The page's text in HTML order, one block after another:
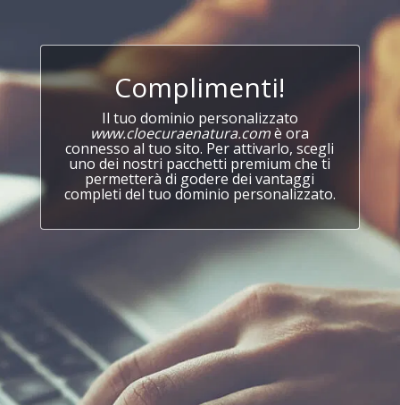
Complimenti!
Il tuo dominio personalizzato
www.cloecuraenatura.comè ora
connesso al tuo sito. Per attivarlo, scegli
uno dei nostri pacchetti premium che ti
permetterà di godere dei vantaggi
completi del tuo dominio personalizzato.